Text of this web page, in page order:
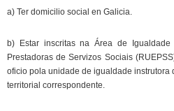
a) Ter domicilio social en Galicia.
b) Estar inscritas na Área de
Prestadoras de Servizos Sociais
oficio pola unidade de igualdade instrutora
territorial correspondente.